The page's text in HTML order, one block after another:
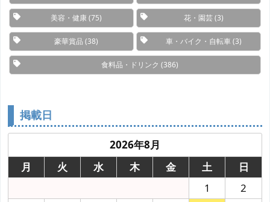
美容・健康(75) 花・園芸(3)
豪華賞品 (38) 車・バイク・自転車(3)
食料品・ドリンク (386)
掲載日
2026年8月
月
火 水 木 金 土
日
1
2